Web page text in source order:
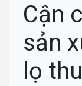
Cận
sản
lọ